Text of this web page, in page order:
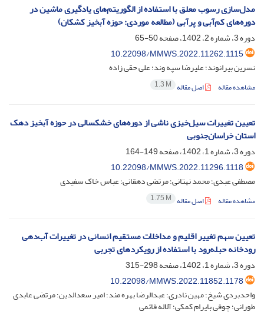
مدل‌سازی رسوب معلق با استفاده از الگوریتم‌های یادگیری ماشین در
دوره‌های کم‌آبی و پرآبی (مطالعه موردی: حوزه آبخیز کشکان)
دوره 3، شماره 2، 1402، صفحه
50-65
10.22098/MMWS.2022.11262.1115
نسرین بیرانوند؛ علیرضا سپه وند؛ علی حقی زاده
مشاهده مقاله اصل مقاله 1.3 M
تعیین تغییرات سیل‌خیزی‌ ناشی از دوره‌های خشکسالی در حوزه آبخیز دهک
استان خراسان‌جنوبی
دوره 3، شماره 1، 1402، صفحه
149-164
10.22098/MMWS.2022.11296.1118
مصطفی عبدی؛ محمد نهتانی؛ مرتضی دهقانی؛ عباس خاک سفیدی
مشاهده مقاله اصل مقاله 1.75 M
تعیین سهم تغییر اقلیم و مداخلات مستقیم انسانی در تغییرات آب‌دهی
رودخانه حبله‌رود با استفاده از رویکردهای تجربی
دوره 3، شماره 1، 1402، صفحه
298-315
10.22098/MMWS.2022.11852.1178
واحدبردی شیخ؛ مهین نادری؛ عبدالرضا بهره مند؛ امیر سعدالدین؛ مرتضی عابدی
طورانی؛ چوقی بایرام کمکی؛ آلاله قائمی